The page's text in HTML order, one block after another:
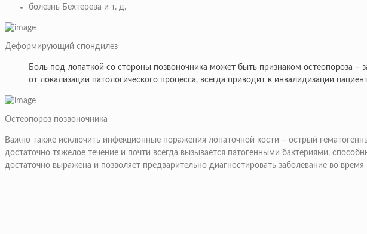
болезнь Бехтерева и т. д.
Деформирующий спондилез
Боль под лопаткой со стороны позвоночника может быть признаком остеопороза –
от локализации патологического процесса, всегда приводит к инвалидизации
Остеопороз позвоночника
Важно также исключить инфекционные поражения лопаточной кости – острый
достаточно тяжелое течение и почти всегда вызывается патогенными бактериями,
достаточно выражена и позволяет предварительно диагностировать заболевание во